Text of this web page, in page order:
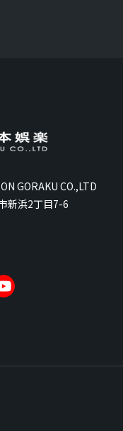
GORAKU CO.,LTD
新浜2丁目7-6